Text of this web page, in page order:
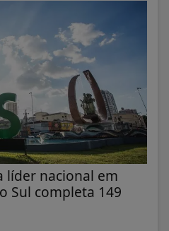
líder nacional em
Sul completa 149